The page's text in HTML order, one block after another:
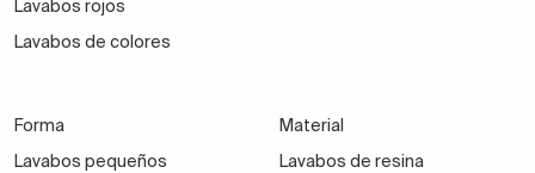
marrón o el negro.
muebles de baño del catálogo
Lavabos rojos
Lavabos de colores
Forma
Lavabos pequeños
Material
Lavabos de resina